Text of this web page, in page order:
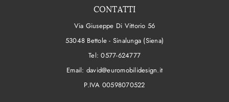
CONTATTI
Via Giuseppe Di Vittorio 56
53048 Bettole - Sinalunga (Siena)
Tel:0577-624777
Email: david@euromobilidesign.it
P.IVA 00598070522